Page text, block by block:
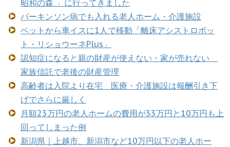
昭和の森 」に行ってきました
パーキンソン病でも入れる老人ホーム・介護施設
ベットから車イスに1人で移動「離床アシストロボッ
ト・リショウーネPlus」
認知症になると親の財産が使えない・家が売れない
家族信託で老後の財産管理
高齢者は入院より在宅 医療・介護施設は報酬引き下
げでさらに厳しく
月額23万円の老人ホームの費用が33万円と10万円も上
回ってしまった例
新潟県｜上越市、新潟市など10万円以下の老人ホー